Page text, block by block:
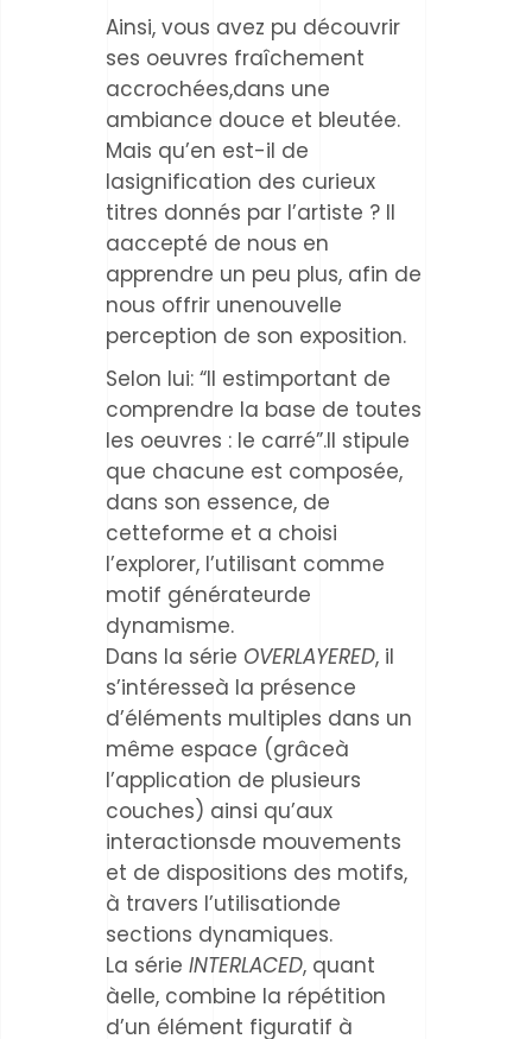
Ainsi, vous avez pu découvrir
ses oeuvres fraîchement
accrochées,dans une
ambiance douce et bleutée.
Mais qu’en est-il de
lasignification des curieux
titres donnés par l’artiste ? Il
aaccepté de nous en
apprendre un peu plus, afin de
nous offrir unenouvelle
perception de son exposition.
Selon lui: “Il estimportant de
comprendre la base de toutes
les oeuvres : le carré”.Il stipule
que chacune est composée,
dans son essence, de
cetteforme et a choisi
l’explorer, l’utilisant comme
motif générateurde
dynamisme.
Dans la série OVERLAYERED, il
s’intéresseà la présence
d’éléments multiples dans un
même espace (grâceà
l’application de plusieurs
couches) ainsi qu’aux
interactionsde mouvements
et de dispositions des motifs,
à travers l’utilisationde
sections dynamiques.
La série INTERLACED, quant
àelle, combine la répétition
d’un élément figuratif à